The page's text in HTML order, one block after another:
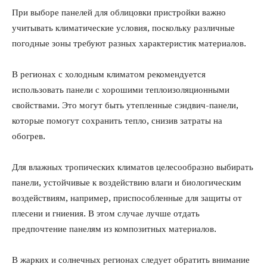
При выборе панелей для облицовки пристройки важно
учитывать климатические условия, поскольку различные
погодные зоны требуют разных характеристик материалов.
В регионах с холодным климатом рекомендуется
использовать панели с хорошими теплоизоляционными
свойствами. Это могут быть утепленные сэндвич-панели,
которые помогут сохранить тепло, снизив затраты на
обогрев.
Для влажных тропических климатов целесообразно выбирать
панели, устойчивые к воздействию влаги и биологическим
воздействиям, например, приспособленные для защиты от
плесени и гниения. В этом случае лучше отдать
предпочтение панелям из композитных материалов.
В жарких и солнечных регионах следует обратить внимание